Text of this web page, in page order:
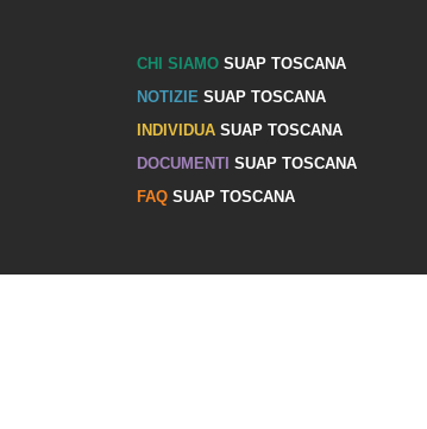
CHI SIAMOSUAP TOSCANA
NOTIZIE SUAP TOSCANA
INDIVIDUASUAP TOSCANA
DOCUMENTI SUAP TOSCANA
FAQSUAP TOSCANA